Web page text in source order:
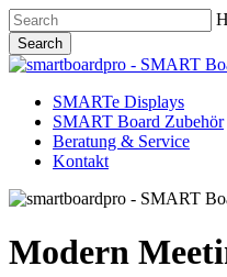
Skip
to
main
content
Search
Close
Menu
SMARTe Displays
SMART Board Zubehör
Beratung & Service
Kontakt
Modern